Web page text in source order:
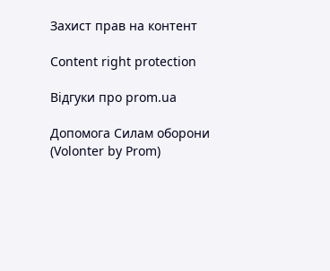
Захист прав на контент
Content right protection
Відгуки про prom.ua
Допомога Силам оборони
(Volonter by Prom)